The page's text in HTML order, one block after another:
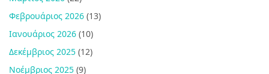
Φεβρουάριος 2026 (13)
Ιανουάριος 2026 (10)
Δεκέμβριος 2025 (12)
Νοέμβριος 2025 (9)